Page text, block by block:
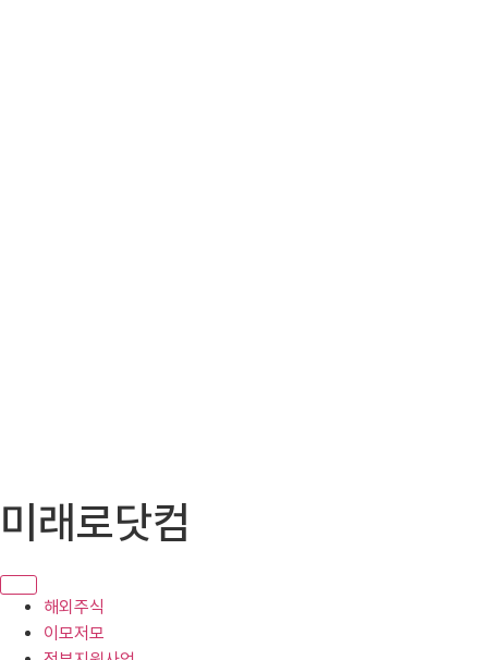
텐
로
미래로닷컴
해외주식
이모저모